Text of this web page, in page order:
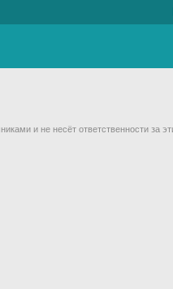
и не несёт ответственности за